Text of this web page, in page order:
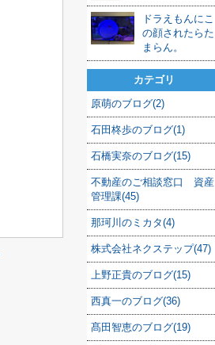
ドラえもんにこ
の顔されたらた
まらん。
カテゴリ
原萌のブログ(2)
石田柊歩のブログ(1)
石橋実奈のブログ(15)
不動産のご相談窓口 資産
管理課(45)
那珂川のミカタ(4)
株式会社ネクステップ(47)
上野正貴のブログ(15)
西真一のブログ(36)
髙田智恵のブログ(19)